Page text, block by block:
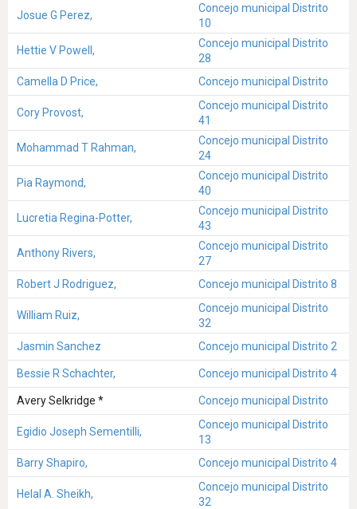
Josue G Perez,
Concejo municipal Distrito
10
Hettie V Powell,
Concejo municipal Distrito
28
Camella D Price,
Concejo municipal Distrito
Cory Provost,
Concejo municipal Distrito
41
Mohammad T Rahman,
Concejo municipal Distrito
24
Pia Raymond,
Concejo municipal Distrito
40
Lucretia Regina-Potter,
Concejo municipal Distrito
43
Anthony Rivers,
Concejo municipal Distrito
27
Robert J Rodriguez,
Concejo municipal Distrito 8
William Ruiz,
Concejo municipal Distrito
32
Jasmin Sanchez
Concejo municipal Distrito 2
Bessie R Schachter, Concejo municipal Distrito 4
Avery Selkridge * Concejo municipal Distrito
Egidio Joseph Sementilli,
Concejo municipal Distrito
13
Barry Shapiro,
Concejo municipal Distrito 4
Helal A. Sheikh,
Concejo municipal Distrito
32